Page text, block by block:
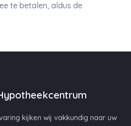
te betalen, aldus de
kijken wij vakkundig naar uw